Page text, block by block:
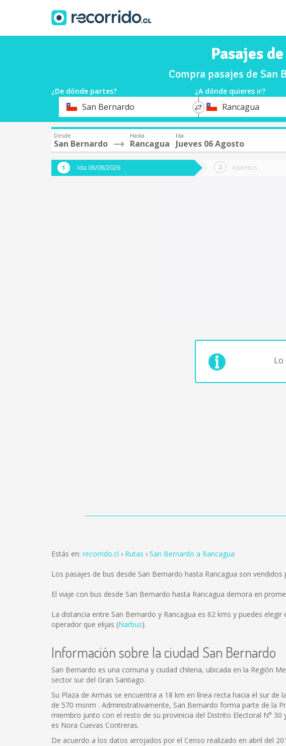
Pasajes
Compra pasajes de San
¿De dónde partes? ¿A dónde quieres ir?
OrigenSan Bernardo
*
DestinoRancagua
Desde
San Bernardo
Hasta
Rancagua
Ida
Jueves 06 Agosto
Ida 06/08/2026 Asientos
Lo
Estás en: recorrido.cl Rutas San Bernardo a Rancagua
Los pasajes de bus desde San Bernardo hasta Rancagua son vendidos
El viaje con bus desde San Bernardo hasta Rancagua demora en
La distancia entre San Bernardo y Rancagua es 62 kms y puedes elegir
operador que elijas (Narbus).
Información sobre la ciudad San Bernardo
San Bernardo es una comuna y ciudad chilena, ubicada en la Región
sector sur del Gran Santiago.
Su Plaza de Armas se encuentra a 18 km en línea recta hacia el sur de
de 570 msnm . Administrativamente, San Bernardo forma parte de la
miembro junto con el resto de su provinicia del Distrito Electoral N° 30
es Nora Cuevas Contreras.
De acuerdo a los datos arrojados por el Censo realizado en abril del